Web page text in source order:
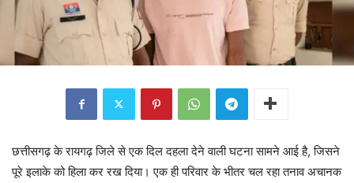
छत्तीसगढ़ के रायगढ़ जिले से एक दिल दहला देने वाली घटना सामने आई है, जिसने
पूरे इलाके को हिला कर रख दिया। एक ही परिवार के भीतर चल रहा तनाव अचानक